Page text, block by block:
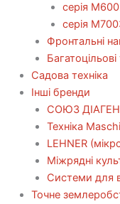
серія
серія
Фронтальні
Садова техніка
Інші бренди
СОЮЗ ДІАГЕН
Техніка
LEHNER
Міжрядні
Системи для
Точне